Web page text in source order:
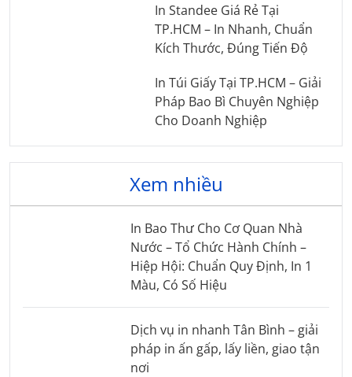
In Standee Giá Rẻ Tại
TP.HCM – In Nhanh, Chuẩn
Kích Thước, Đúng Tiến Độ
In Túi Giấy Tại TP.HCM – Giải
Pháp Bao Bì Chuyên Nghiệp
Cho Doanh Nghiệp
Xem nhiều
In Bao Thư Cho Cơ Quan Nhà
Nước – Tổ Chức Hành Chính –
Hiệp Hội: Chuẩn Quy Định, In 1
Màu, Có Số Hiệu
Dịch vụ in nhanh Tân Bình – giải
pháp in ấn gấp, lấy liền, giao tận
nơi